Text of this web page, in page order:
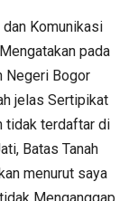
Komunikasi
pada
Negeri Bogor
jelas Sertipikat
tidak terdaftar di
Batas Tanah
menurut saya